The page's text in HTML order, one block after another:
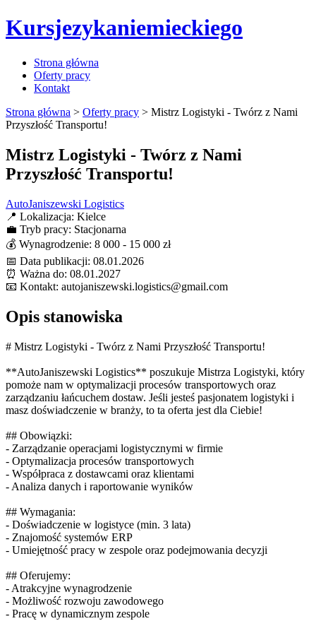
Kursjezykaniemieckiego
Strona główna
Oferty pracy
Kontakt
Strona główna > Oferty pracy > Mistrz Logistyki - Twórz z Nami
Przyszłość Transportu!
Mistrz Logistyki - Twórz z Nami
Przyszłość Transportu!
AutoJaniszewski Logistics
📍 Lokalizacja: Kielce
💼 Tryb pracy: Stacjonarna
💰 Wynagrodzenie: 8 000 - 15 000 zł
📅 Data publikacji: 08.01.2026
⏰ Ważna do: 08.01.2027
📧 Kontakt: autojaniszewski.logistics@gmail.com
Opis stanowiska
# Mistrz Logistyki - Twórz z Nami Przyszłość Transportu!
**AutoJaniszewski Logistics** poszukuje Mistrza Logistyki, który
pomoże nam w optymalizacji procesów transportowych oraz
zarządzaniu łańcuchem dostaw. Jeśli jesteś pasjonatem logistyki i
masz doświadczenie w branży, to ta oferta jest dla Ciebie!
## Obowiązki:
- Zarządzanie operacjami logistycznymi w firmie
- Optymalizacja procesów transportowych
- Współpraca z dostawcami oraz klientami
- Analiza danych i raportowanie wyników
## Wymagania:
- Doświadczenie w logistyce (min. 3 lata)
- Znajomość systemów ERP
- Umiejętność pracy w zespole oraz podejmowania decyzji
## Oferujemy:
- Atrakcyjne wynagrodzenie
- Możliwość rozwoju zawodowego
- Pracę w dynamicznym zespole